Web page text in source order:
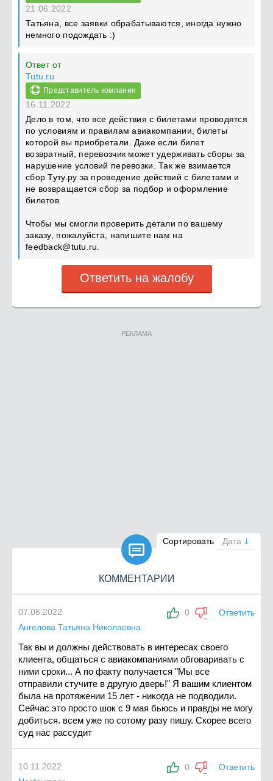
21.06.2022
Татьяна, все заявки обрабатываются, иногда нужно
немного подождать :)
Ответ от
Tutu.ru
Представитель компании
16.11.2022
Дело в том, что все действия с билетами проводятся
по условиям и правилам авиакомпании, билеты
которой вы приобретали. Даже если билет
возвратный, перевозчик может удерживать сборы за
нарушение условий перевозки. Так же взимается
сбор Туту.ру за проведение действий с билетами и
не возвращается сбор за подбор и оформление
билетов.
Чтобы мы смогли проверить детали по вашему
заказу, пожалуйста, напишите нам на
feedback@tutu.ru.
Ответить на жалобу
РЕКЛАМА
Сортировать Дата

КОММЕНТАРИИ
0 Ответить
07.06.2022
Ангелова Татьяна Николаевна
Так вы и должны действовать в интересах своего
клиента, общаться с авиакомпаниями обговаривать с
ними сроки... А по факту получается "Мы все
отправили стучите в другую дверь!" Я вашим клиентом
была на протяжении 15 лет - никогда не подводили.
Сейчас это просто шок с 9 мая бьюсь и правды не могу
добиться. всем уже по сотому разу пишу. Скорее всего
суд нас рассудит
0 Ответить
10.11.2022